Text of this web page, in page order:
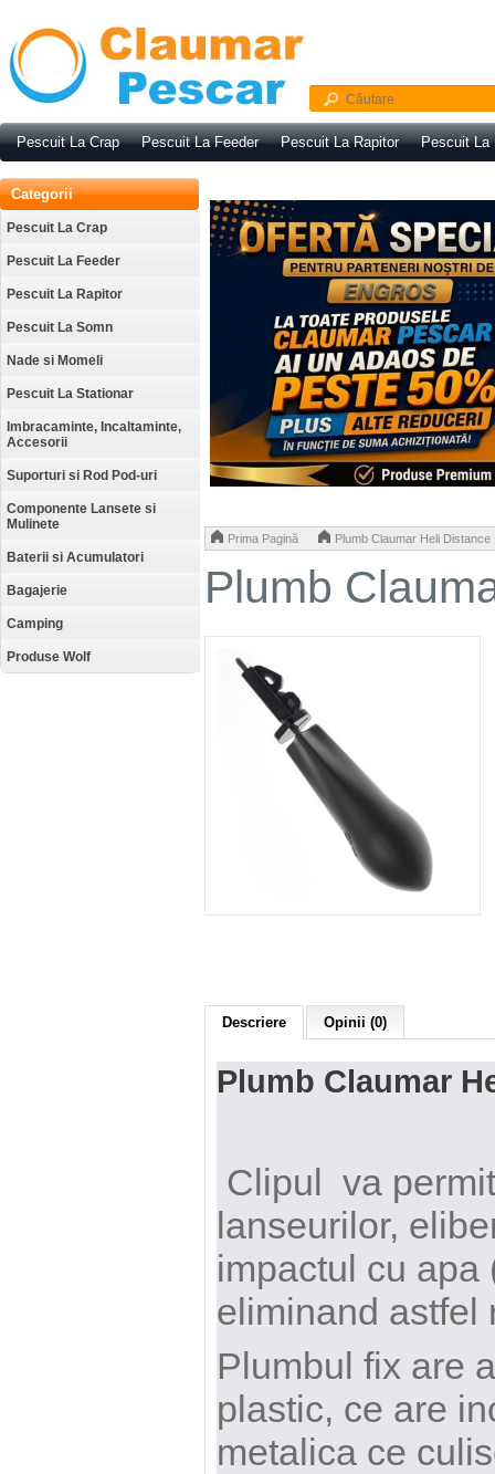
Pescuit La Crap Pescuit La Feeder Pescuit La Rapitor Pescuit La
Categorii
Pescuit La Crap
Pescuit La Feeder
Pescuit La Rapitor
Pescuit La Somn
Nade si Momeli
Pescuit La Stationar
Imbracaminte, Incaltaminte,
Accesorii
Suporturi si Rod Pod-uri
Componente Lansete si
Mulinete
Baterii si Acumulatori
Bagajerie
Camping
Produse Wolf
Prima Pagină Plumb Claumar Heli Distance
Plumb
Descriere Opinii (0)
Plumb Claumar
Clipul va
lanseurilor,
impactul cu apa
eliminand astfel
Plumbul fix are
plastic, ce are
metalica ce